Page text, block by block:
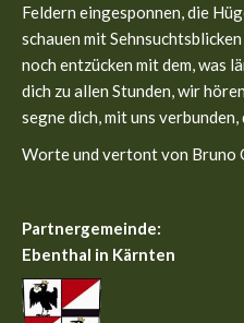
new
window
new
window
Feldern eingesponnen, die
schauen mit
noch entzücken mit dem, was
dich zu allen Stunden, wir
segne dich, mit uns
Worte und vertont von Bruno
Partnergemeinde:
Ebenthal in Kärnten